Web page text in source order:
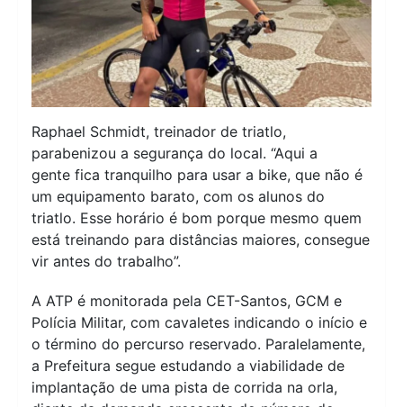
Raphael Schmidt, treinador de triatlo,
parabenizou a segurança do local. “Aqui a
gente fica tranquilho para usar a bike, que não é
um equipamento barato, com os alunos do
triatlo. Esse horário é bom porque mesmo quem
está treinando para distâncias maiores, consegue
vir antes do trabalho”.
A ATP é monitorada pela CET-Santos, GCM e
Polícia Militar, com cavaletes indicando o início e
o término do percurso reservado. Paralelamente,
a Prefeitura segue estudando a viabilidade de
implantação de uma pista de corrida na orla,